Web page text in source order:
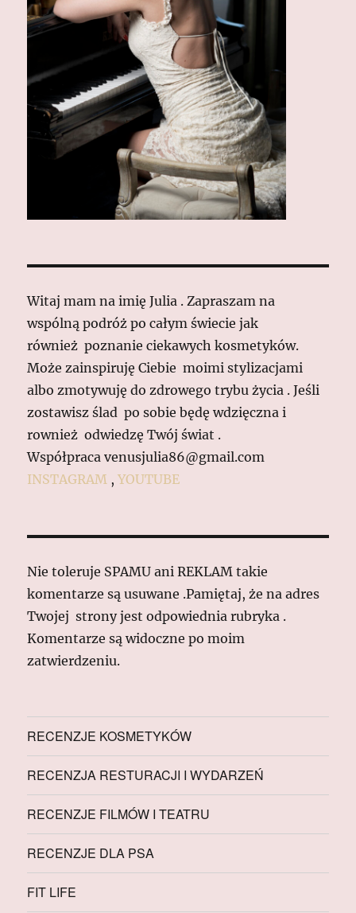
Witaj mam na imię Julia . Zapraszam na
wspólną podróż po całym świecie jak
również poznanie ciekawych kosmetyków.
Może zainspiruję Ciebie moimi stylizacjami
albo zmotywuję do zdrowego trybu życia . Jeśli
zostawisz ślad po sobie będę wdzięczna i
rownież odwiedzę Twój świat .
Współpraca venusjulia86@gmail.com
INSTAGRAM ,YOUTUBE
Nie toleruje SPAMU ani REKLAM takie
komentarze są usuwane .Pamiętaj, że na adres
Twojej strony jest odpowiednia rubryka .
Komentarze są widoczne po moim
zatwierdzeniu.
RECENZJE KOSMETYKÓW
RECENZJA RESTURACJI I WYDARZEŃ
RECENZJE FILMÓW I TEATRU
RECENZJE DLA PSA
FIT LIFE